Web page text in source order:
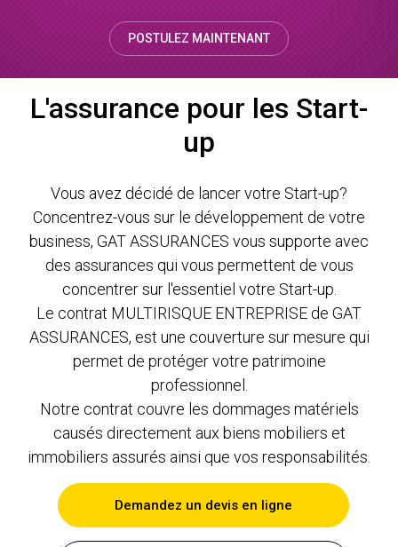
POSTULEZ MAINTENANT
L'assurance pour les Start-
up
Vous avez décidé de lancer votre Start-up?
Concentrez-vous sur le développement de votre
business, GAT ASSURANCES vous supporte avec
des assurances qui vous permettent de vous
concentrer sur l'essentiel votre Start-up.
Le contrat MULTIRISQUE ENTREPRISE de GAT
ASSURANCES, est une couverture sur mesure qui
permet de protéger votre patrimoine
professionnel.
Notre contrat couvre les dommages matériels
causés directement aux biens mobiliers et
immobiliers assurés ainsi que vos responsabilités.
Demandez un devis en ligne